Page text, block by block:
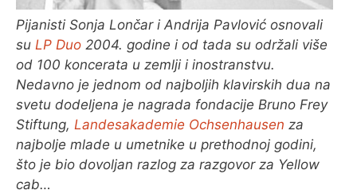
Pijanisti Sonja Lončar i Andrija Pavlović osnovali
su LP Duo 2004. godine i od tada su održali više
od 100 koncerata u zemlji i inostranstvu.
Nedavno je jednom od najboljih klavirskih dua na
svetu dodeljena je nagrada fondacije Bruno Frey
Stiftung, Landesakademie Ochsenhausen za
najbolje mlade u umetnike u prethodnoj godini,
što je bio dovoljan razlog za razgovor za Yellow
cab…